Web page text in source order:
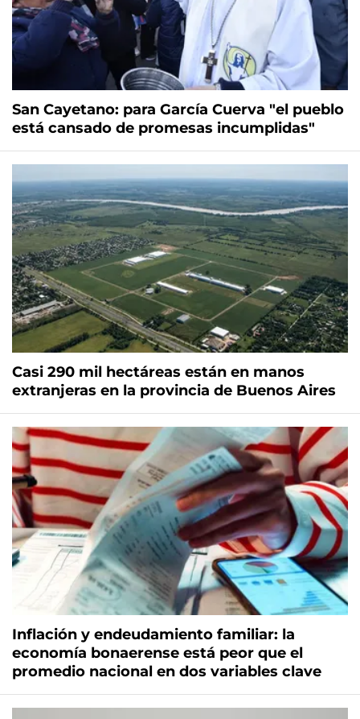
San Cayetano: para García Cuerva "el pueblo
está cansado de promesas incumplidas"
Casi 290 mil hectáreas están en manos
extranjeras en la provincia de Buenos Aires
Inflación y endeudamiento familiar: la
economía bonaerense está peor que el
promedio nacional en dos variables clave